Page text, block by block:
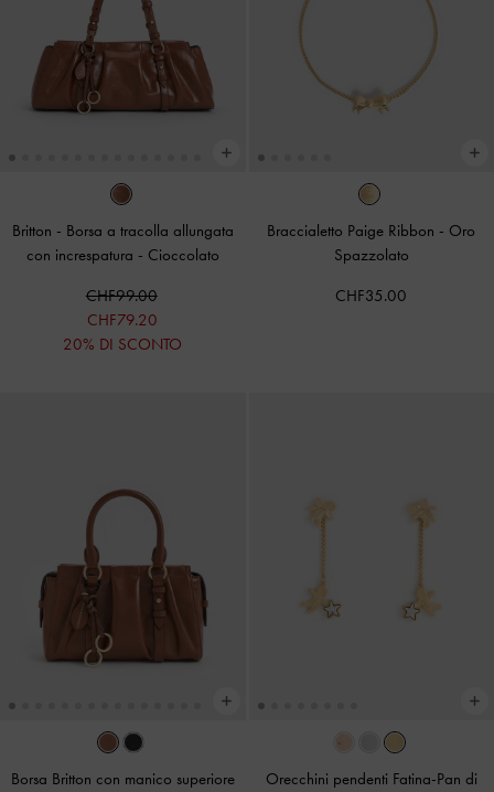
Britton - Borsa a tracolla allungata
con increspatura - Cioccolato
CHF99.00
CHF79.20
20% DI SCONTO
Braccialetto Paige Ribbon - Oro
Spazzolato
CHF35.00
Borsa Britton con manico superiore
Orecchini pendenti Fatina-Pan di